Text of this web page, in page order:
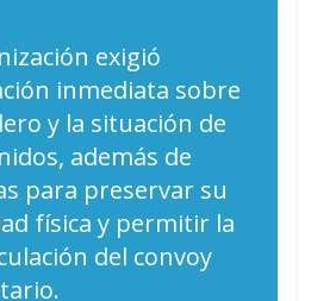
exigió
inmediata sobre
y la situación de
además de
para preservar su
física y permitir la
del convoy